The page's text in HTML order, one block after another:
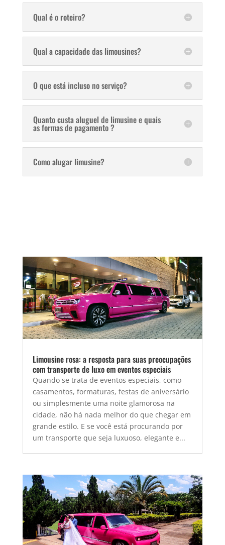
Qual é o roteiro?
Qual a capacidade das limousines?
O que está incluso no serviço?
Quanto custa aluguel de limusine e quais
as formas de pagamento ?
Como alugar limusine?
Limousine rosa: a resposta para suas preocupações
com transporte de luxo em eventos especiais
Quando se trata de eventos especiais, como
casamentos, formaturas, festas de aniversário
ou simplesmente uma noite glamorosa na
cidade, não há nada melhor do que chegar em
grande estilo. E se você está procurando por
um transporte que seja luxuoso, elegante e...